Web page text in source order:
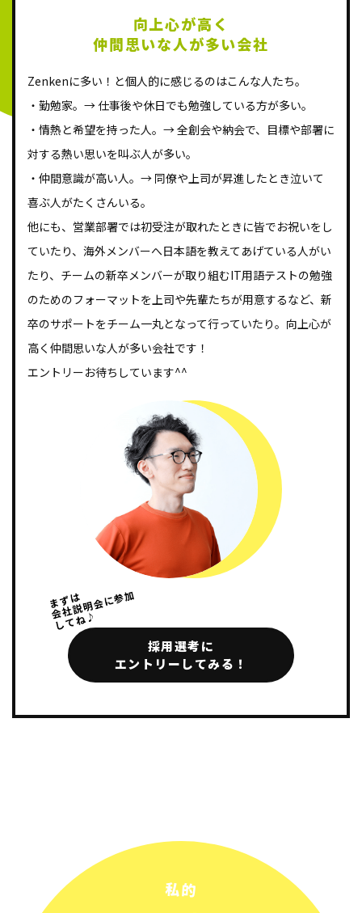
向上心が高く
仲間思いな人が多い会社
Zenkenに多い！と個人的に感じるのはこんな人たち。
・勤勉家。→ 仕事後や休日でも勉強している方が多い。
・情熱と希望を持った人。→ 全創会や納会で、目標や部署に
対する熱い思いを叫ぶ人が多い。
・仲間意識が高い人。→ 同僚や上司が昇進したとき泣いて
喜ぶ人がたくさんいる。
他にも、営業部署では初受注が取れたときに皆でお祝いをし
ていたり、海外メンバーへ日本語を教えてあげている人がい
たり、チームの新卒メンバーが取り組むIT用語テストの勉強
のためのフォーマットを上司や先輩たちが用意するなど、新
卒のサポートをチーム一丸となって行っていたり。向上心が
高く仲間思いな人が多い会社です！
エントリーお待ちしています^^
まずは
会社説明会に参加
してね♪
採用選考に
エントリーしてみる！
私的